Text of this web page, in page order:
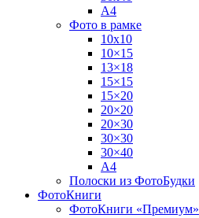
А4
Фото в рамке
10х10
10×15
13×18
15×15
15×20
20×20
20×30
30×30
30×40
A4
Полоски из ФотоБудки
ФотоКниги
ФотоКниги «Премиум»